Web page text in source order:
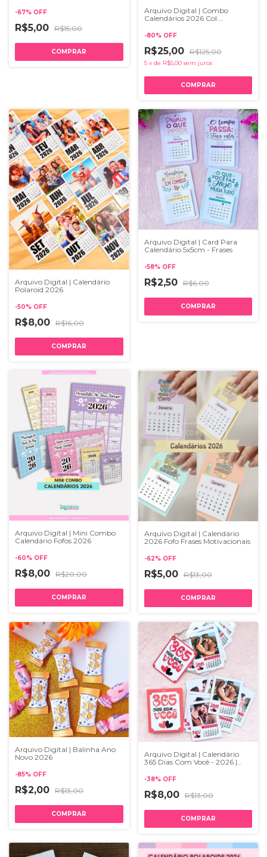
-67% OFF
R$5,00 R$15,00
Arquivo Digital | Combo
Calendários 2026 Col.
-80% OFF
R$25,00 R$125,00
5 x de R$5,00 sem juros
Arquivo Digital | Calendário
Polaroid 2026
-50% OFF
R$8,00 R$16,00
Arquivo Digital | Card Para
Calendário 5x5cm - Frases
-58% OFF
R$2,50 R$6,00
Arquivo Digital | Mini Combo
Calendário Fofos 2026
-60% OFF
R$8,00 R$20,00
Arquivo Digital | Calendário
2026 Fofo Frases Motivacionais
-62% OFF
R$5,00 R$13,00
Arquivo Digital | Balinha Ano
Novo 2026
-85% OFF
R$2,00 R$13,00
Arquivo Digital | Calendário
365 Dias Com Você - 2026 |
-38% OFF
R$8,00 R$13,00